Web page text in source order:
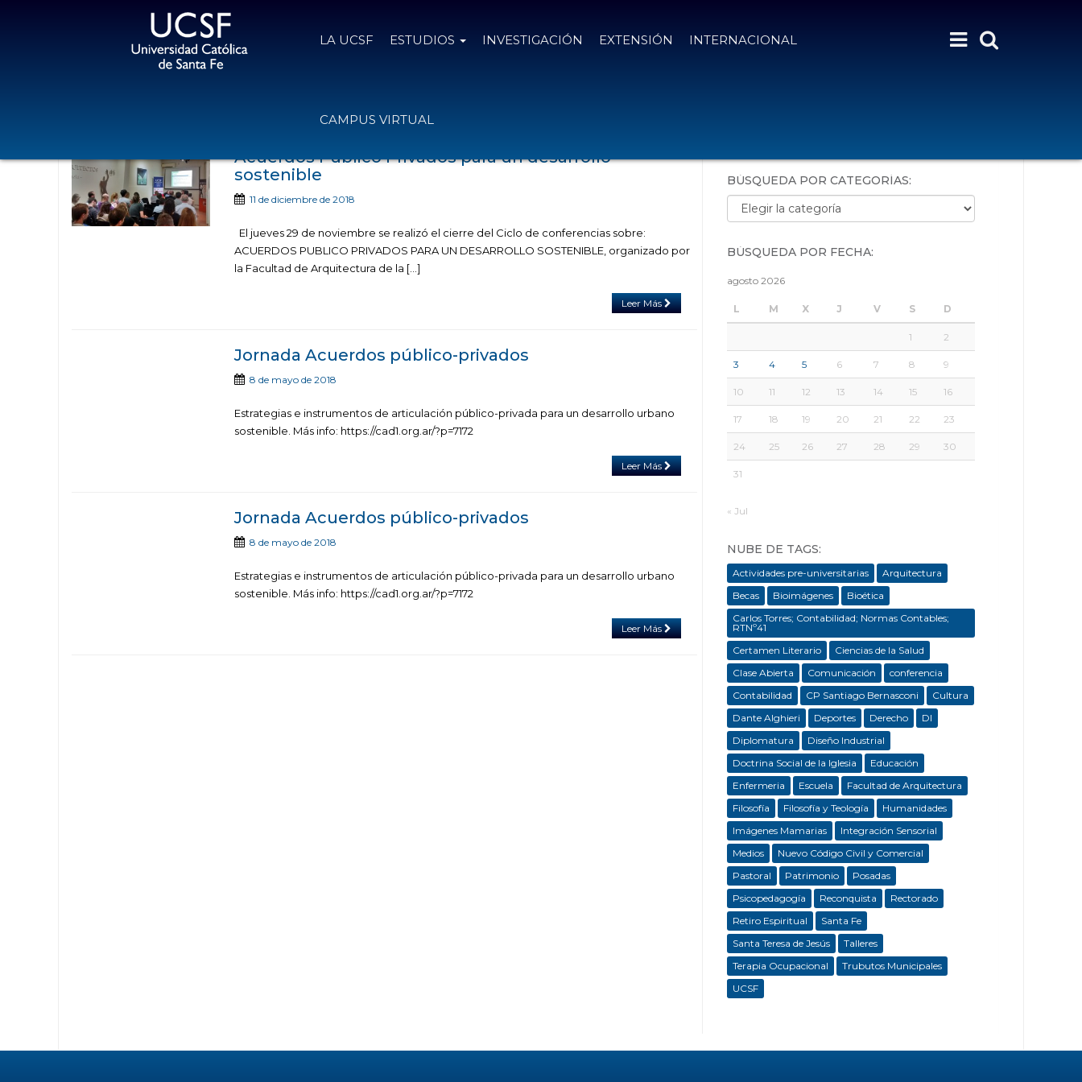
LA UCSF ESTUDIOS INVESTIGACIÓN EXTENSIÓN INTERNACIONAL
CAMPUS VIRTUAL
Acuerdos Público Privados para un desarrollo
sostenible
11 de diciembre de 2018
El jueves 29 de noviembre se realizó el cierre del Ciclo de conferencias sobre:
ACUERDOS PUBLICO PRIVADOS PARA UN DESARROLLO SOSTENIBLE, organizado por
la Facultad de Arquitectura de la […]
Leer Más
Jornada Acuerdos público-privados
8 de mayo de 2018
Estrategias e instrumentos de articulación público-privada para un desarrollo urbano
sostenible. Más info: https://cad1.org.ar/?p=7172
Leer Más
Jornada Acuerdos público-privados
8 de mayo de 2018
Estrategias e instrumentos de articulación público-privada para un desarrollo urbano
sostenible. Más info: https://cad1.org.ar/?p=7172
Leer Más
BÚSQUEDA POR CATEGORÍAS:
Búsqueda por categorías:
BÚSQUEDA POR FECHA:
agosto 2026
L M X J V S D
1 2
3 4 5 6 7 8 9
10 11 12 13 14 15 16
17 18 19 20 21 22 23
24 25 26 27 28 29 30
31
« Jul
NUBE DE TAGS:
Actividades pre-universitarias
Arquitectura
Becas
Bioimágenes
Bioética
Carlos Torres; Contabilidad; Normas Contables;
RTNº41
Certamen Literario
Ciencias de la Salud
Clase Abierta
Comunicación
conferencia
Contabilidad
CP Santiago Bernasconi
Cultura
Dante Alghieri
Deportes Derecho
DI
Diplomatura
Diseño Industrial
Doctrina Social de la Iglesia
Educación
Enfermeria
Escuela
Facultad de Arquitectura
Filosofía
Filosofía y Teología
Humanidades
Imágenes Mamarias
Integración Sensorial
Medios
Nuevo Código Civil y Comercial
Pastoral
Patrimonio
Posadas
Psicopedagogía
Reconquista
Rectorado
Retiro Espiritual
Santa Fe
Santa Teresa de Jesús
Talleres
Terapia Ocupacional
Trubutos Municipales
UCSF